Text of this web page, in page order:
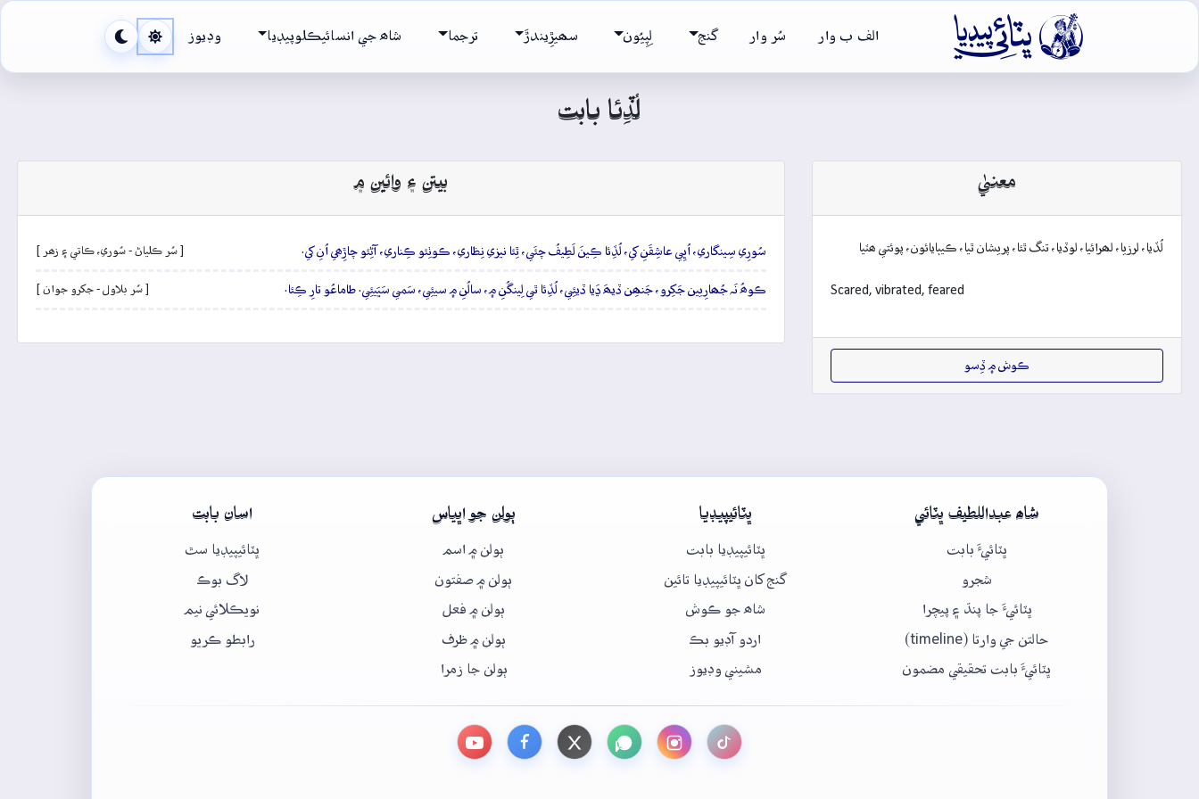
 الف ب وار سُر وار گنج لِپِيُون سھيڙِيندڙَ ترجما شاھ جي انسائيڪلوپيڊيا وڊيوز
لُڏِئا بابت
معنيٰ
لُڏيا، لرزيا، لھرائيا، لوڏيا، تنگ ٿئا، پريشان ٿيا، ڪيٻايائون، پوئتي ھٽيا
Scared, vibrated, feared
ڪوش ۾ ڏِسو
بيتن ۽ وائين ۾
سُورِي سِينگاري، اُڀِي عاشِقَنِ کي، لُڏِئا ڪِينَ لَطِيفُ چئَي، ٿِئا نيزي نِظاري، ڪوٺِئو ڪِناري، آڻِئو چاڙِھي اُنِ کي. [ سُر ڪلياڻ - سُوري، ڪاتي ۽ زھر ]
ڪوھُ نَہ جُھارِيين جَکِرو، جَنھِن ڏيھَ ڍَيا ڏيئِي، لُڏِئا ٿي لِينگُنِ ۾، سالُنِ ۾ سيئِي، سَمي سَڀَيئِي. طاماعُو تارِ ڪِئا. [ سُر بلاول - جکرو جوان ]
شاھ عبداللطيف ڀٽائي
ڀٽائيءَ بابت
شجرو
ڀٽائيءَ جا پنڌ ۽ پيچرا
حالتن جي وارتا (timeline)
ڀٽائيءَ بابت تحقيقي مضمون
ڀٽائيپيڊيا
ڀٽائيپيڊيا بابت
گنج کان ڀٽائيپيڊيا تائين
شاھ جو ڪوش
اردو آڊيو بڪ
مشيني وڊيوز
ٻولن جو اڀياس
ٻولن ۾ اسم
ٻولن ۾ صفتون
ٻولن ۾ فعل
ٻولن ۾ ظرف
ٻولن جا زمرا
اسان بابت
ڀٽائيپيڊيا سٿ
لاگ بوڪ
نويڪلائي نيم
رابطو ڪريو